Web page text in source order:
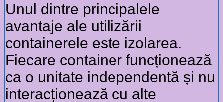
Unul dintre principalele
avantaje ale utilizării
containerele este izolarea.
Fiecare container funcționează
ca o unitate independentă și nu
interacționează cu alte